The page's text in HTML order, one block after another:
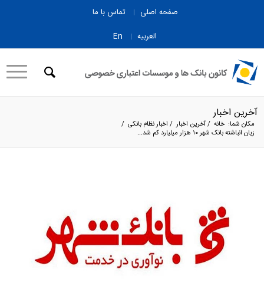
صفحه اصلی
تماس با ما
العربیه
En
آخرین اخبار
مکان شما: خانه /آخرین اخبار / اخبار نظام بانکی /
زیان انباشته بانک شهر ۱۰ هزار میلیارد کم شد...